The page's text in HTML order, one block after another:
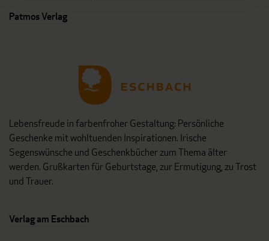
Patmos Verlag
Lebensfreude in farbenfroher Gestaltung: Persönliche
Geschenke mit wohltuenden Inspirationen. Irische
Segenswünsche und Geschenkbücher zum Thema älter
werden. Grußkarten für Geburtstage, zur Ermutigung, zu Trost
und Trauer.
Verlag am Eschbach